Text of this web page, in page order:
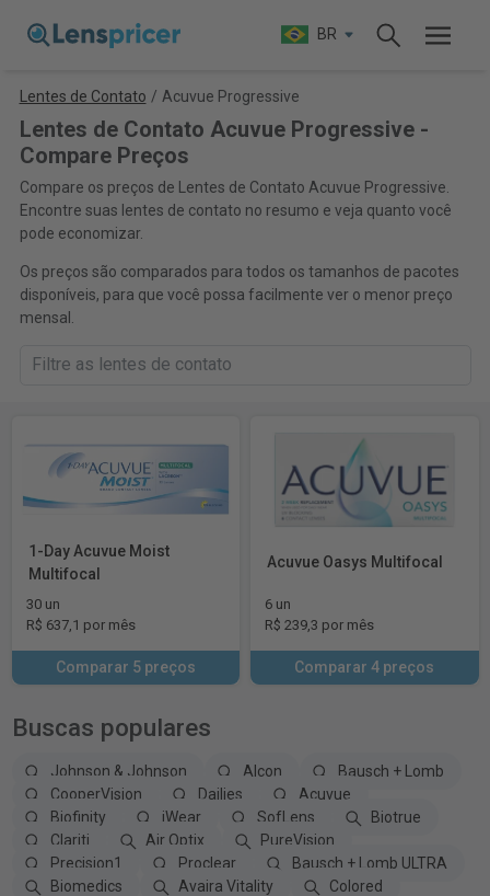
BR
Lentes de Contato / Acuvue Progressive
Lentes de Contato Acuvue Progressive -
Compare Preços
Compare os preços de Lentes de Contato Acuvue Progressive.
Encontre suas lentes de contato no resumo e veja quanto você
pode economizar.
Os preços são comparados para todos os tamanhos de pacotes
disponíveis, para que você possa facilmente ver o menor preço
mensal.
1-Day Acuvue Moist
Multifocal
30 un
R$ 637,1 por mês
Comparar 5 preços
Acuvue Oasys Multifocal
6 un
R$ 239,3 por mês
Comparar 4 preços
Buscas populares
Johnson & Johnson Alcon
Bausch + Lomb
CooperVision
Dailies
Acuvue
Biofinity
iWear SofLens
Biotrue
Clariti
Air Optix
PureVision
Precision1
Proclear
Bausch + Lomb ULTRA
Biomedics
Avaira Vitality Colored